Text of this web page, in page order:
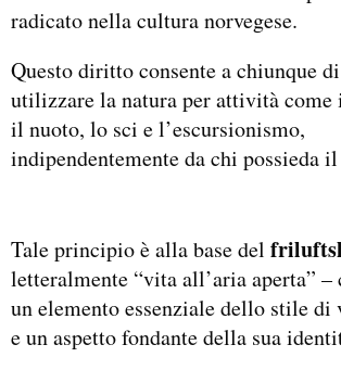
radicato nella cultura norvegese.
Questo diritto consente a chiunque
utilizzare la natura per attività come
il nuoto, lo sci e l’escursionismo,
indipendentemente da chi possieda
Tale principio è alla base del
letteralmente “vita all’aria aperta” –
un elemento essenziale dello stile di
e un aspetto fondante della sua